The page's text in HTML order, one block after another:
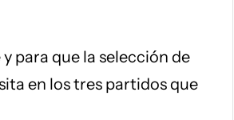
para que la selección de
en los tres partidos que